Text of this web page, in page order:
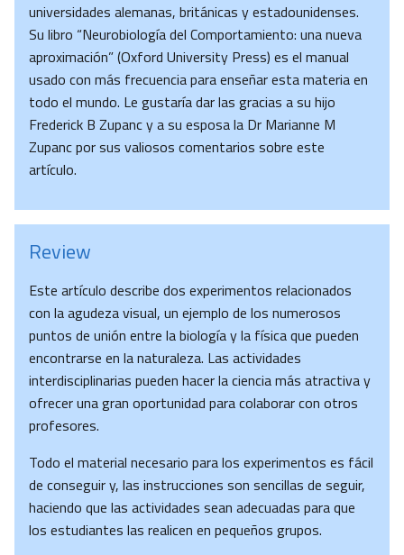
universidades alemanas, británicas y estadounidenses.
Su libro “Neurobiología del Comportamiento: una nueva
aproximación” (Oxford University Press) es el manual
usado con más frecuencia para enseñar esta materia en
todo el mundo. Le gustaría dar las gracias a su hijo
Frederick B Zupanc y a su esposa la Dr Marianne M
Zupanc por sus valiosos comentarios sobre este
artículo.
Review
Este artículo describe dos experimentos relacionados
con la agudeza visual, un ejemplo de los numerosos
puntos de unión entre la biología y la física que pueden
encontrarse en la naturaleza. Las actividades
interdisciplinarias pueden hacer la ciencia más atractiva y
ofrecer una gran oportunidad para colaborar con otros
profesores.
Todo el material necesario para los experimentos es fácil
de conseguir y, las instrucciones son sencillas de seguir,
haciendo que las actividades sean adecuadas para que
los estudiantes las realicen en pequeños grupos.